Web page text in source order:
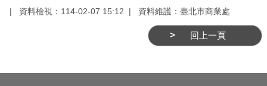
商資料檢視：114-02-07 15:12
資料維護：臺北市商業處
回上一頁